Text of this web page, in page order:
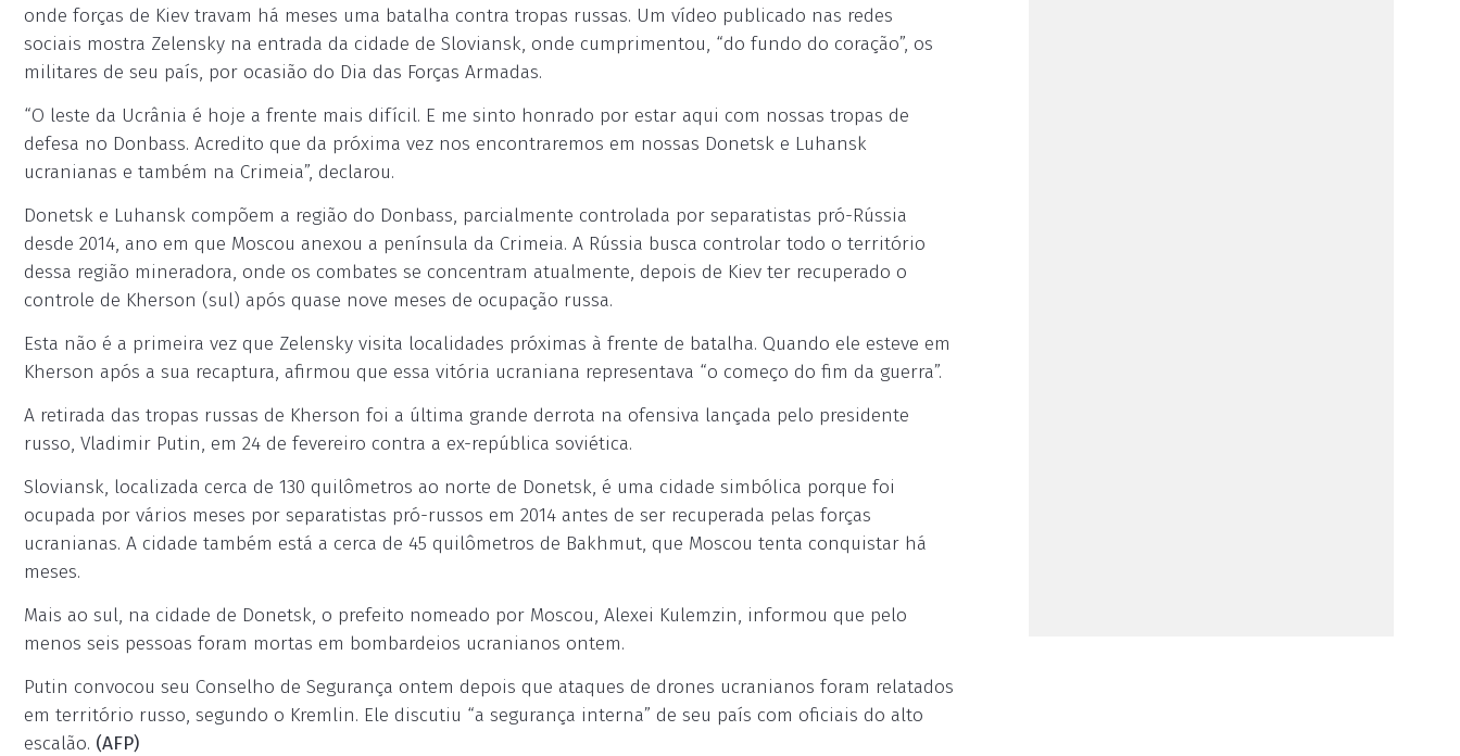
onde forças de Kiev travam há meses uma batalha contra tropas russas. Um vídeo publicado nas redes
sociais mostra Zelensky na entrada da cidade de Sloviansk, onde cumprimentou, “do fundo do coração”, os
militares de seu país, por ocasião do Dia das Forças Armadas.
“O leste da Ucrânia é hoje a frente mais difícil. E me sinto honrado por estar aqui com nossas tropas de
defesa no Donbass. Acredito que da próxima vez nos encontraremos em nossas Donetsk e Luhansk
ucranianas e também na Crimeia”, declarou.
Donetsk e Luhansk compõem a região do Donbass, parcialmente controlada por separatistas pró-Rússia
desde 2014, ano em que Moscou anexou a península da Crimeia. A Rússia busca controlar todo o território
dessa região mineradora, onde os combates se concentram atualmente, depois de Kiev ter recuperado o
controle de Kherson (sul) após quase nove meses de ocupação russa.
Esta não é a primeira vez que Zelensky visita localidades próximas à frente de batalha. Quando ele esteve em
Kherson após a sua recaptura, afirmou que essa vitória ucraniana representava “o começo do fim da guerra”.
A retirada das tropas russas de Kherson foi a última grande derrota na ofensiva lançada pelo presidente
russo, Vladimir Putin, em 24 de fevereiro contra a ex-república soviética.
Sloviansk, localizada cerca de 130 quilômetros ao norte de Donetsk, é uma cidade simbólica porque foi
ocupada por vários meses por separatistas pró-russos em 2014 antes de ser recuperada pelas forças
ucranianas. A cidade também está a cerca de 45 quilômetros de Bakhmut, que Moscou tenta conquistar há
meses.
Mais ao sul, na cidade de Donetsk, o prefeito nomeado por Moscou, Alexei Kulemzin, informou que pelo
menos seis pessoas foram mortas em bombardeios ucranianos ontem.
Putin convocou seu Conselho de Segurança ontem depois que ataques de drones ucranianos foram relatados
em território russo, segundo o Kremlin. Ele discutiu “a segurança interna” de seu país com oficiais do alto
escalão. (AFP)